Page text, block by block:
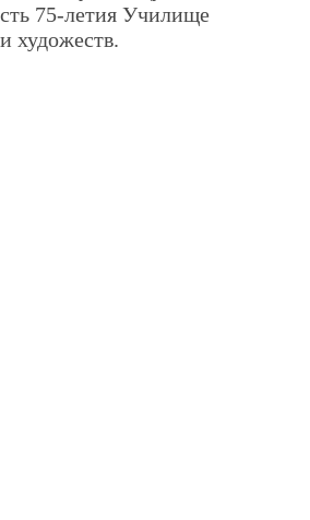
75-летия Училище
художеств.